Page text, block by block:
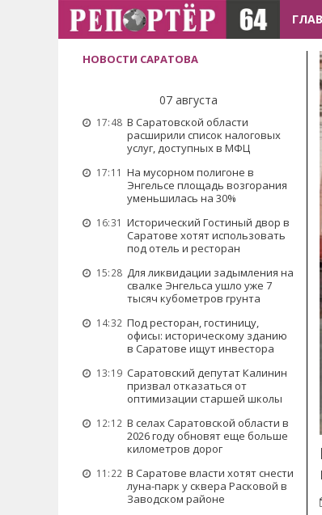
НОВОСТИ САРАТОВА
07 августа
17:48 В Саратовской области
расширили список налоговых
услуг, доступных в МФЦ
17:11 На мусорном полигоне в
Энгельсе площадь возгорания
уменьшилась на 30%
16:31 Исторический Гостиный двор в
Саратове хотят использовать
под отель и ресторан
15:28 Для ликвидации задымления на
свалке Энгельса ушло уже 7
тысяч кубометров грунта
14:32 Под ресторан, гостиницу,
офисы: историческому зданию
в Саратове ищут инвестора
13:19 Саратовский депутат Калинин
призвал отказаться от
оптимизации старшей школы
12:12 В селах Саратовской области в
2026 году обновят еще больше
километров дорог
11:22 В Саратове власти хотят снести
луна-парк у сквера Расковой в
Заводском районе